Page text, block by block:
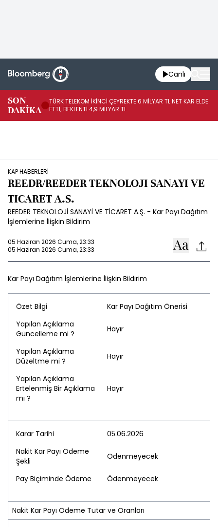
Canlı
SON
DAKİKA
TÜRK TELEKOM İKİNCİ ÇEYREKTE 6 MİLYAR TL NET KAR ELDE
ETTİ; BEKLENTİ 4,9 MİLYAR TL
KAP HABERLERİ
REEDR/REEDER TEKNOLOJI SANAYI VE
TICARET A.S.
REEDER TEKNOLOJİ SANAYİ VE TİCARET A.Ş. - Kar Payı Dağıtım
İşlemlerine İlişkin Bildirim
05 Haziran 2026 Cuma, 23:33
05 Haziran 2026 Cuma, 23:33
Kar Payı Dağıtım İşlemlerine İlişkin Bildirim
Özet Bilgi
Kar Payı Dağıtım Önerisi
Yapılan Açıklama
Güncelleme mi ?
Hayır
Yapılan Açıklama
Düzeltme mi ?
Hayır
Yapılan Açıklama
Ertelenmiş Bir Açıklama
mı ?
Hayır
Karar Tarihi
05.06.2026
Nakit Kar Payı Ödeme
Şekli
Ödenmeyecek
Pay Biçiminde Ödeme Ödenmeyecek
Nakit Kar Payı Ödeme Tutar ve Oranları